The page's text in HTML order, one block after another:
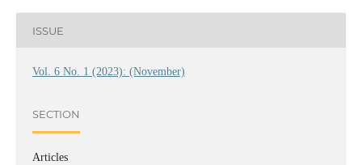
ISSUE
Vol. 6 No. 1 (2023): (November)
SECTION
Articles